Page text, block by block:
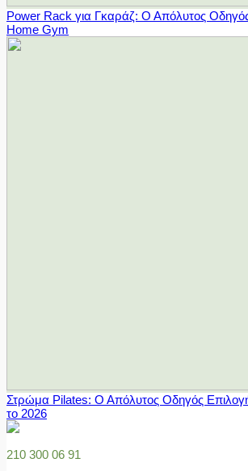
Power Rack για Γκαράζ: Ο Απόλυτος Οδηγός
Home Gym
Στρώμα Pilates: Ο Απόλυτος Οδηγός
το 2026
210 300 06 91